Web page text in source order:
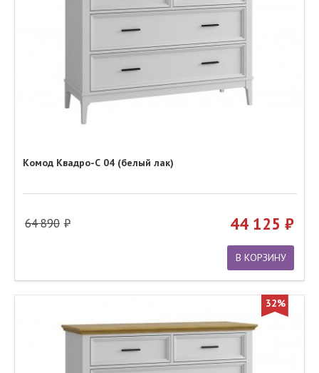
Комод Квадро-С 04 (белый лак)
64 890 44 125
В КОРЗИНУ
32%